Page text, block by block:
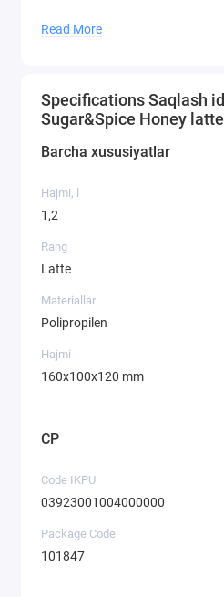
Read More
Specifications Saqlash
Sugar&Spice Honey latte
Barcha xususiyatlar
Hajmi, l
1,2
Rang
Latte
Materiallar
Polipropilen
Hajmi
160х100х120 mm
CP
Code IKPU
03923001004000000
Package Code
101847